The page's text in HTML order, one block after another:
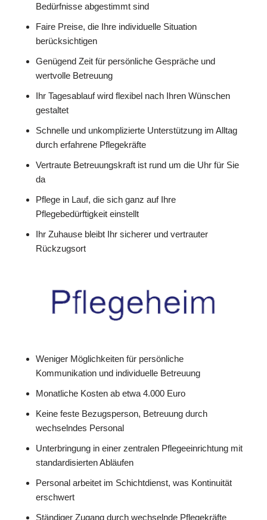
Bedürfnisse abgestimmt sind
Faire Preise, die Ihre individuelle Situation
berücksichtigen
Genügend Zeit für persönliche Gespräche und
wertvolle Betreuung
Ihr Tagesablauf wird flexibel nach Ihren Wünschen
gestaltet
Schnelle und unkomplizierte Unterstützung im Alltag
durch erfahrene Pflegekräfte
Vertraute Betreuungskraft ist rund um die Uhr für Sie
da
Pflege in Lauf, die sich ganz auf Ihre
Pflegebedürftigkeit einstellt
Ihr Zuhause bleibt Ihr sicherer und vertrauter
Rückzugsort
Weniger Möglichkeiten für persönliche
Kommunikation und individuelle Betreuung
Monatliche Kosten ab etwa 4.000 Euro
Keine feste Bezugsperson, Betreuung durch
wechselndes Personal
Unterbringung in einer zentralen Pflegeeinrichtung mit
standardisierten Abläufen
Personal arbeitet im Schichtdienst, was Kontinuität
erschwert
Ständiger Zugang durch wechselnde Pflegekräfte